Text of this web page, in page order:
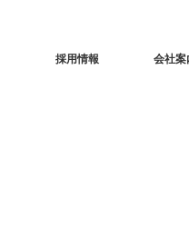
採用情報 会社案